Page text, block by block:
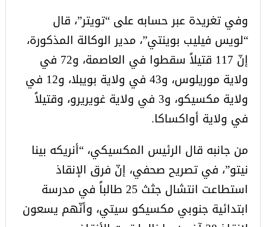
وفي تغريدة عبر حسابه على “تويتر”، قال
“لويس فيليب بوينتي”، مدير الوكالة المذكورة،
إنّ 117 قتيلاً سقطوا في العاصمة، و72 في
ولاية موريلوس، و43 في ولاية بويبلا، و12 في
ولاية مكسيكو، و3 في ولاية غويريرو، وقتيلاً
في ولاية أواكساكا.
من جانبه قال الرئيس المكسيكي، “أنريكه بينا
نيتو”، في تصريح صحفي، إنّ فرق الإنقاذ
استطاعت انتشال جثث 25 طالباً في مدرسة
ابتدائية جنوبي مكسيكو سيتي، وأنّهم يسعون